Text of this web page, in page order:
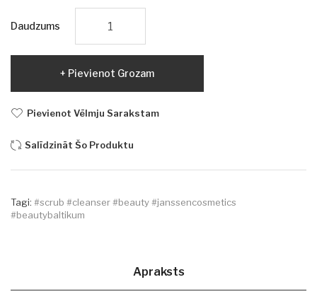
Daudzums
Pievienot Grozam
Pievienot Vēlmju Sarakstam
Salīdzināt Šo Produktu
Tagi: #scrub #cleanser #beauty #janssencosmetics
#beautybaltikum
Apraksts